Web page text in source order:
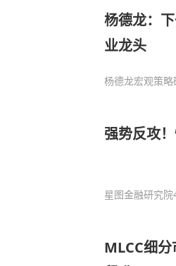
杨德龙：
业龙头
杨德龙宏观策略
强势反攻
星图金融研究院
MLCC细